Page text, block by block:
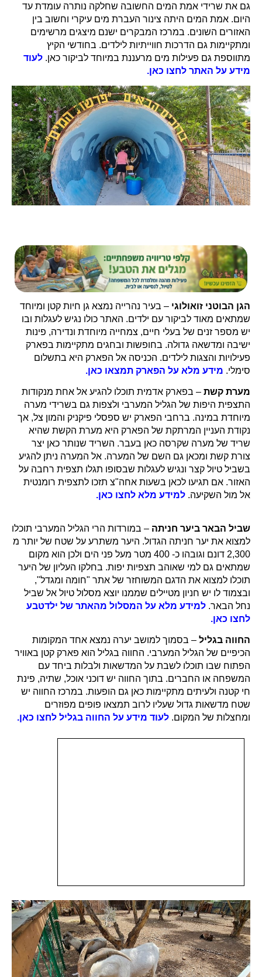
גם את שרידי אמת המים החשובה שחלקה נותרה עומדת עד
היום. אמת המים היתה צינור העברת מים עיקרי וחשוב בין
האזורים השונים. במרכז המבקרים ישנם מיצגים מרשימים
ומתקיימות גם הדרכות חווייתיות לילדים. בחודשי הקיץ
מתווספת גם פעילות מים מרעננת במיוחד לביקור כאן. לעוד
מידע על האתר לחצו כאן.
הגן הבוטני זואולוגי – בעיר נהרייה נמצא גן חיות קטן ומיוחד
שמתאים מאוד לביקור עם ילדים. האתר כולו נגיש לעגלות ובו
יש מספר זנים של בעלי חיים, צמחייה מיוחדת ונדירה, פינות
ישיבה ומדשאה גדולה. בחופשות ובחגים מתקיימות בפארק
פעילויות והצגות לילדים. הכניסה אל הפארק היא בתשלום
סימלי. מידע מלא על הפארק תמצאו כאן.
מערת קשת – בפארק אדמית תוכלו להגיע אל אחת מנקודות
התצפית היפות של הגליל המערבי ולצפות גם בשרידי מערה
מיוחדת במינה. ברחבי הפארק יש ספסלי פיקניק והמון צל, אך
נקודת העניין המרתקת של הפארק היא מערת הקשת שהיא
שריד של מערה שקרסה כאן בעבר. השריד שנותר כאן יצר
צורת קשת ומכאן גם השם של המערה. אל המערה ניתן להגיע
בשביל טיול קצר ונגיש לעגלות שבסופו תגלו תצפית רחבה על
האזור. אם תגיעו לכאן בשעות אחה"צ תזכו לתצפית רומנטית
אל מול השקיעה. למידע מלא לחצו כאן.
שביל הבאר ביער חניתה – במורדות הרי הגליל המערבי תוכלו
למצוא את יער חניתה הגדול. היער משתרע על שטח של יותר מ
2,300 דונם וגובהו כ- 400 מטר מעל פני הים ולכן הוא מקום
שמתאים גם למי שאוהב תצפיות יפות. בחלקו העליון של היער
תוכלו למצוא את הדגם המשוחזר של אתר "חומה ומגדל",
ובצמוד לו יש חניון מטיילים שממנו יוצא מסלול טיול אל שביל
נחל הבאר. למידע מלא על המסלול מהאתר של ילדטבע
לחצו כאן.
החווה בגליל – בסמוך למושב יערה נמצא אחד המקומות
הכיפיים של הגליל המערבי. החווה בגליל הוא פארק קטן באוויר
הפתוח שבו תוכלו לשבת על המדשאות ולבלות ביחד עם
המשפחה או החברים. בתוך החווה יש דוכני אוכל, שתיה, פינת
חי קטנה ולעיתים מתקיימות כאן גם הופעות. במרכז החווה יש
שטח מדשאות גדול שעליו לרוב תמצאו פופים מפוזרים
ומחצלות של המקום. לעוד מידע על החווה בגליל לחצו כאן.